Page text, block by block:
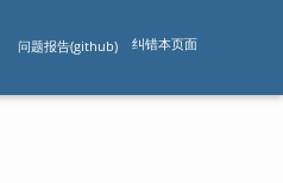
问题报告(github) 纠错本页面